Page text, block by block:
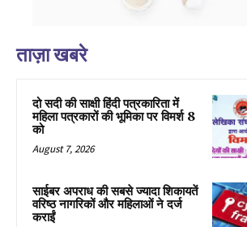
ताज़ा खबरे
दो सदी की साक्षी हिंदी पत्रकारिता में
महिला पत्रकारों की भूमिका पर विमर्श 8
को
August 7, 2026
साईबर अपराध की सबसे ज्यादा शिकायतें
वरिष्ठ नागरिकों और महिलाओं ने दर्ज
कराईं